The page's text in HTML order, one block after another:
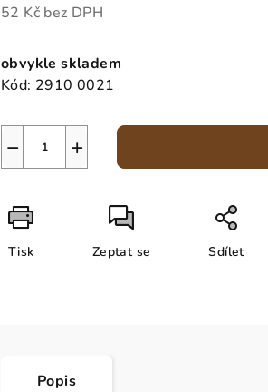
52 Kč bez DPH
cena:
obvykle skladem
Kód: 2910 0021
+
−
Tisk Zeptat se Sdílet
Popis